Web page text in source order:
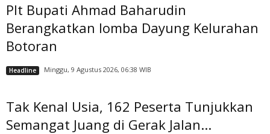
Plt Bupati Ahmad Baharudin
Berangkatkan lomba Dayung Kelurahan
Botoran
Headline Minggu, 9 Agustus 2026, 06:38 WIB
Tak Kenal Usia, 162 Peserta Tunjukkan
Semangat Juang di Gerak Jalan...